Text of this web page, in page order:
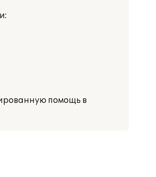
помощь в